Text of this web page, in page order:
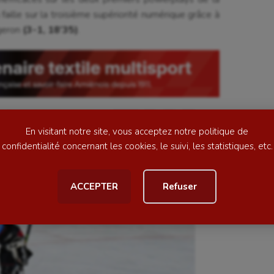
En visitant notre site, vous acceptez notre politique de
confidentialité concernant les cookies, le suivi, les statistiques, etc.
ACCEPTER Refuser
américain
rythmique
Kayak-polo
Longue paume
Moto
Natation artistique
Outdoor
sur la troisième supériorité numérique grâce à
(3-1, 18’35)